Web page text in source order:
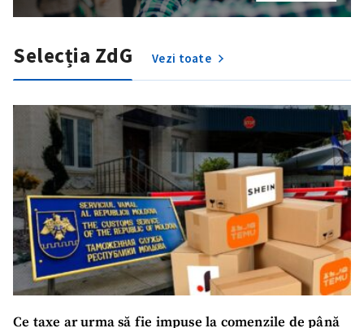
Selecția ZdG Vezi toate
Ce taxe ar urma să fie impuse la comenzile de până